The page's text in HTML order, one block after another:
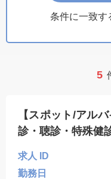
条件に一致す
5
【スポット/アル
診・聴診・特殊健
求人 ID
勤務日